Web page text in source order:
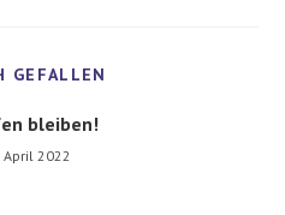
bleiben!
April 2022